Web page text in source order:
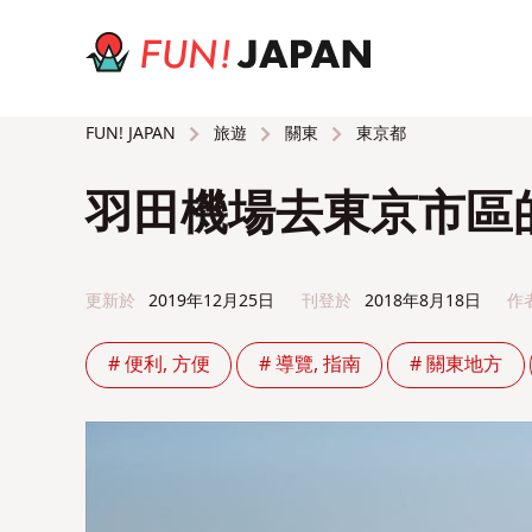
FUN! JAPAN 旅遊 關東 東京都
羽田機場去東京市區
更新於 2019年12月25日 刊登於 2018年8月18日 作
# 便利, 方便 # 導覽, 指南 # 關東地方